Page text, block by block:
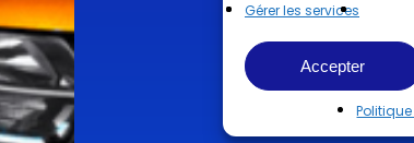
Gérer les services
Accepter